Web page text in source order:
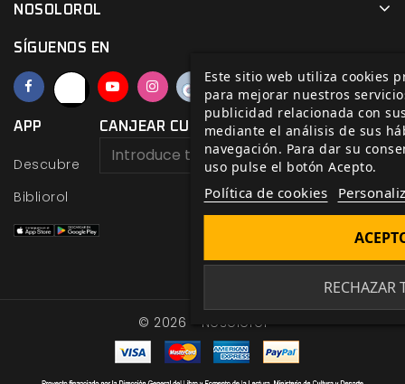
NOSOLOROL
SÍGUENOS EN
Este sitio web utiliza cookies
para mejorar nuestros
publicidad relacionada con
mediante el análisis de sus
navegación. Para dar su
uso pulse el botón Acepto.
Política de cookies
RECHAZAR
APP
Descubre
Bibliorol
CANJEAR CUPÓN
CANJEAR
© 2026 - Nosolorol